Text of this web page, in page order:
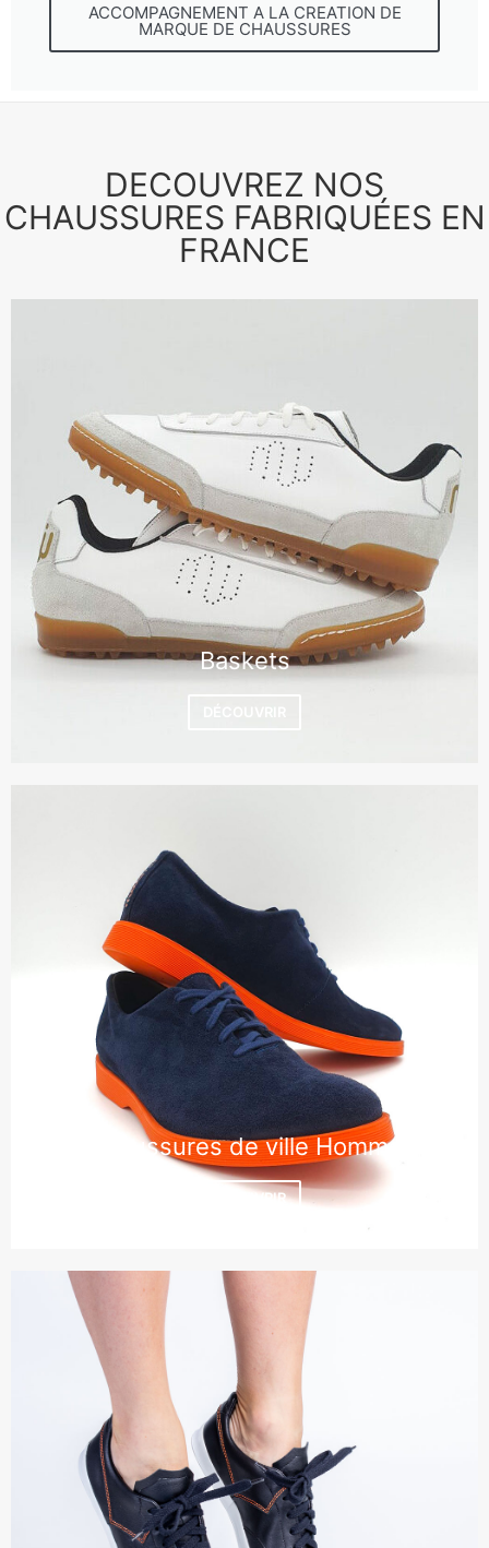
ACCOMPAGNEMENT A LA CREATION DE
MARQUE DE CHAUSSURES
DECOUVREZ NOS
CHAUSSURES FABRIQUÉES EN
FRANCE
Baskets
Chaussures de ville Homme
DÉCOUVRIR